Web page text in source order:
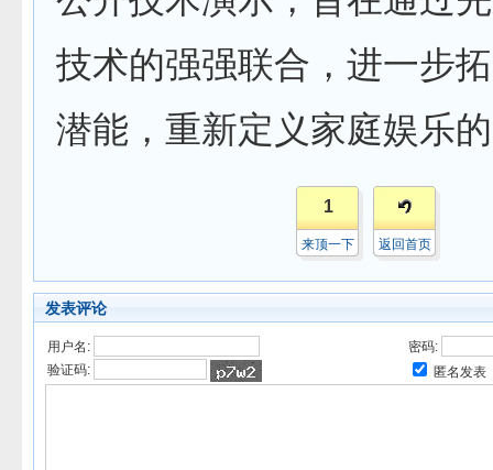
技术的强强联合，进一步
潜能，重新定义家庭娱乐
1
来顶一下 返回首页
发表评论
用户名:
密码:
验证码:
匿名发表